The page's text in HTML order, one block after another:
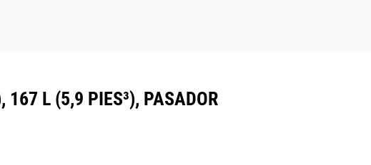
167 L (5,9 PIES³), PASADOR